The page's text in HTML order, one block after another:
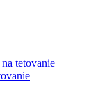
tetovanie